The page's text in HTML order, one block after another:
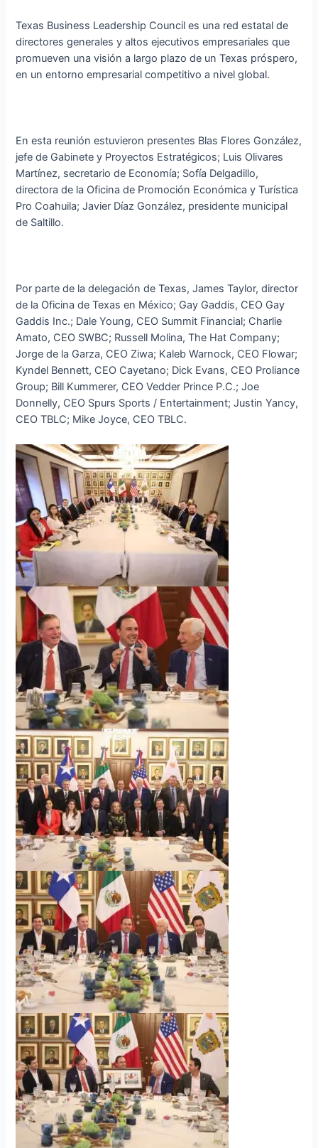
Texas Business Leadership Council es una red estatal de
directores generales y altos ejecutivos empresariales que
promueven una visión a largo plazo de un Texas próspero,
en un entorno empresarial competitivo a nivel global.
En esta reunión estuvieron presentes Blas Flores González,
jefe de Gabinete y Proyectos Estratégicos; Luis Olivares
Martínez, secretario de Economía; Sofía Delgadillo,
directora de la Oficina de Promoción Económica y Turística
Pro Coahuila; Javier Díaz González, presidente municipal
de Saltillo.
Por parte de la delegación de Texas, James Taylor, director
de la Oficina de Texas en México; Gay Gaddis, CEO Gay
Gaddis Inc.; Dale Young, CEO Summit Financial; Charlie
Amato, CEO SWBC; Russell Molina, The Hat Company;
Jorge de la Garza, CEO Ziwa; Kaleb Warnock, CEO Flowar;
Kyndel Bennett, CEO Cayetano; Dick Evans, CEO Proliance
Group; Bill Kummerer, CEO Vedder Prince P.C.; Joe
Donnelly, CEO Spurs Sports / Entertainment; Justin Yancy,
CEO TBLC; Mike Joyce, CEO TBLC.